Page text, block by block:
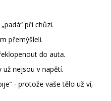
při chůzi.
přemýšleli.
do auta.
už nejsou v napětí.
- protože vaše tělo už ví,